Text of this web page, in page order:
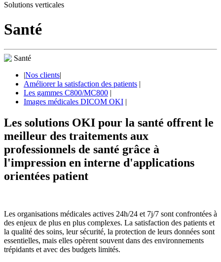
Solutions verticales
Santé
|Nos clients|
Améliorer la satisfaction des patients |
Les gammes C800/MC800 |
Images médicales DICOM OKI |
Les solutions OKI pour la santé offrent le
meilleur des traitements aux
professionnels de santé grâce à
l'impression en interne d'applications
orientées patient
Les organisations médicales actives 24h/24 et 7j/7 sont confrontées à
des enjeux de plus en plus complexes. La satisfaction des patients et
la qualité des soins, leur sécurité, la protection de leurs données sont
essentielles, mais elles opèrent souvent dans des environnements
trépidants et avec des budgets limités.